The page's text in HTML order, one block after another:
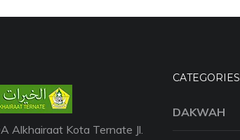
Alkhairaat Kota Ternate Jl.
CATEGORIES
DAKWAH